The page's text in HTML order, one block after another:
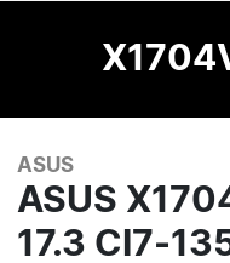
ASUS
ASUS
17.3 CI7-